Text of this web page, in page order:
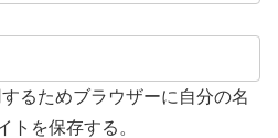
るためブラウザーに自分の名
トを保存する。